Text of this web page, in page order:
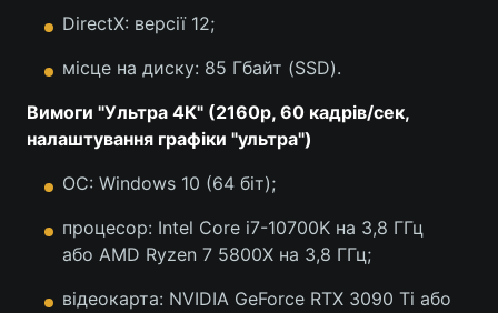
DirectX: версії 12;
місце на диску: 85 Гбайт (SSD).
Вимоги "Ультра 4К" (2160p, 60 кадрів/сек,
налаштування графіки "ультра")
ОС: Windows 10 (64 біт);
процесор: Intel Core i7-10700K на 3,8 ГГц
або AMD Ryzen 7 5800X на 3,8 ГГц;
відеокарта: NVIDIA GeForce RTX 3090 Ti або